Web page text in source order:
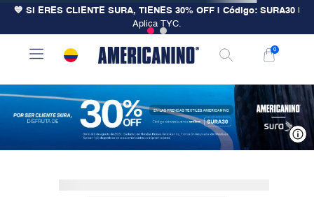
💙 SI ERES CLIENTE SURA, TIENES 30% OFF | Código: SURA30
Aplica TYC.
0